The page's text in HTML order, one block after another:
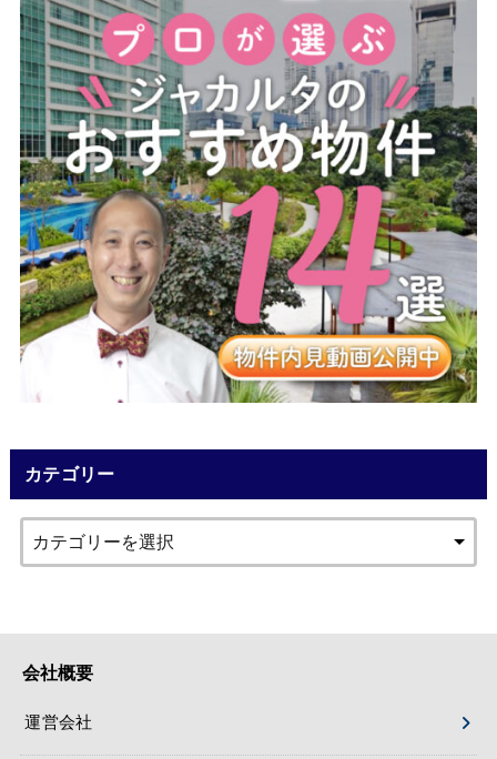
カテゴリー
会社概要
運営会社